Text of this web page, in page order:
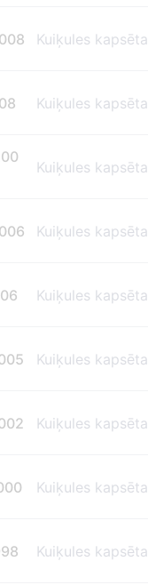
Kuiķules kapsēta
Kuiķules kapsēta
Kuiķules kapsēta
Kuiķules kapsēta
Kuiķules kapsēta
Kuiķules kapsēta
Kuiķules kapsēta
Kuiķules kapsēta
Kuiķules kapsēta